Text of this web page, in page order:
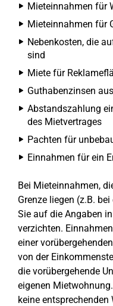
Mieteinnahmen für
Mieteinnahmen für
Nebenkosten, die
sind
Miete für
Guthabenzinsen
Abstandszahlung
des Mietvertrages
Pachten für
Einnahmen für ein
Bei Mieteinnahmen,
Grenze liegen (z.B.
Sie auf die Angaben
verzichten.
einer
von der
die vorübergehende
eigenen
keine